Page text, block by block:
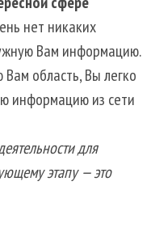
нет никаких
Вам информацию.
Вам область,Вылегко
информациюиз сети
для
этапу—это